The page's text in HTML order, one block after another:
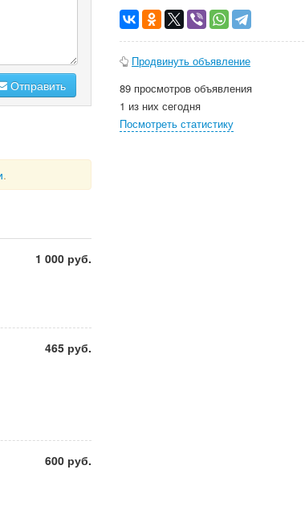
Отправить
.
1 000 руб.
465 руб.
600 руб.
Продвинуть объявление
89 просмотров объявления
1 из них сегодня
Посмотреть статистику